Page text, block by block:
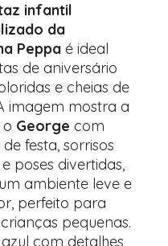
infantil
da
Peppa é ideal
de aniversário
e cheias de
imagem mostra a
o George com
festa, sorrisos
poses divertidas,
ambiente leve e
perfeito para
pequenas.
com detalhes